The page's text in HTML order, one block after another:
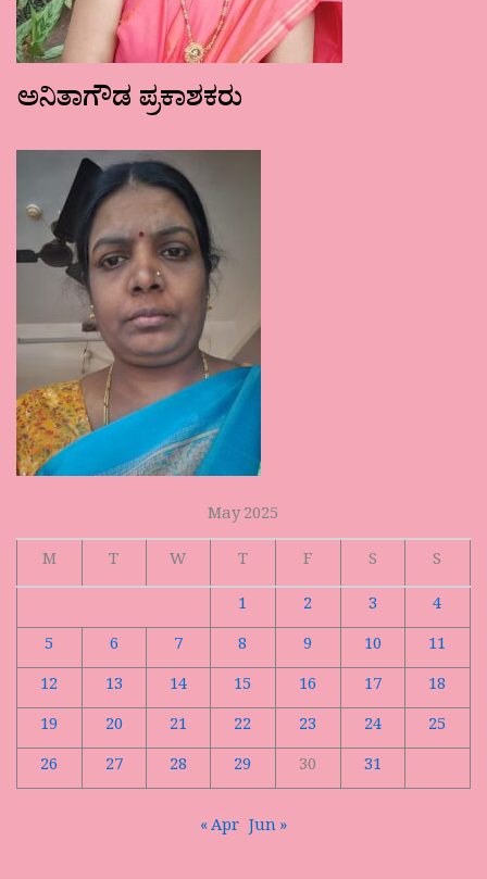
ಅನಿತಾಗೌಡ ಪ್ರಕಾಶಕರು
May 2025
M
T W T F S
S
1
2 3
4
5
6 7 8 9 10
11
12
13 14 15 16 17
18
19
20 21 22 23 24
25
26
27 28 29 30 31
« Apr Jun »